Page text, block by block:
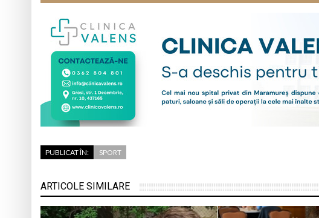
PUBLICAT ÎN: SPORT
ARTICOLE SIMILARE